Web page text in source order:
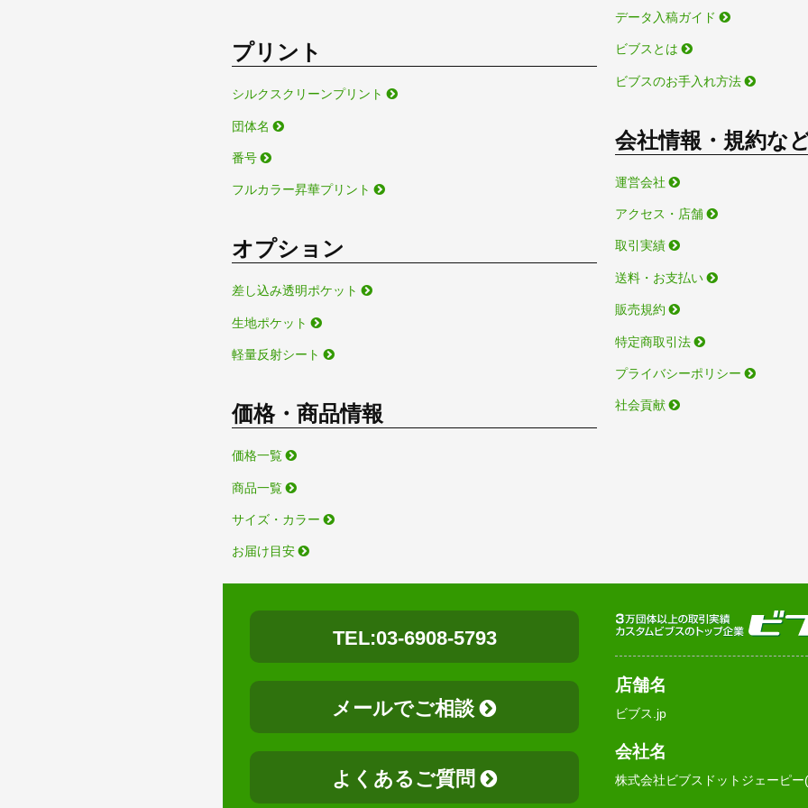
プリント
シルクスクリーンプリント
団体名
番号
フルカラー昇華プリント
オプション
差し込み透明ポケット
生地ポケット
軽量反射シート
価格・商品情報
価格一覧
商品一覧
サイズ・カラー
お届け目安
データ入稿ガイド
ビブスとは
ビブスのお手入れ方法
会社情報・規約な
運営会社
アクセス・店舗
取引実績
送料・お支払い
販売規約
特定商取引法
プライバシーポリシー
社会貢献
TEL:03-6908-5793
メールでご相談
よくあるご質問
店舗名
ビブス.jp
会社名
株式会社ビブスドットジェーピ